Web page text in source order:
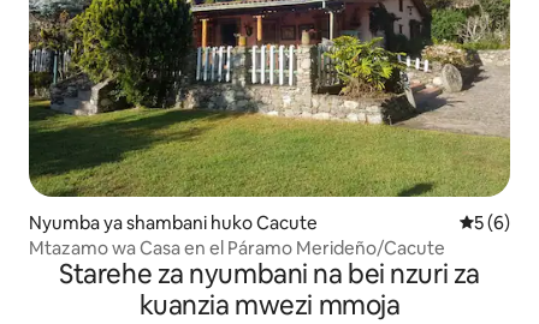
Nyumba ya shambani huko Cacute
5 (6)
Mtazamo wa Casa en el Páramo Merideño/Cacute
Starehe za nyumbani na bei nzuri za
kuanzia mwezi mmoja